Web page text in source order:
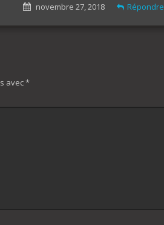
Répondre
novembre 27, 2018
avec*